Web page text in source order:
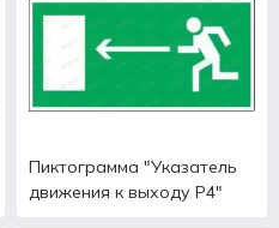
Пиктограмма "Указатель
движения к выходу Р4"